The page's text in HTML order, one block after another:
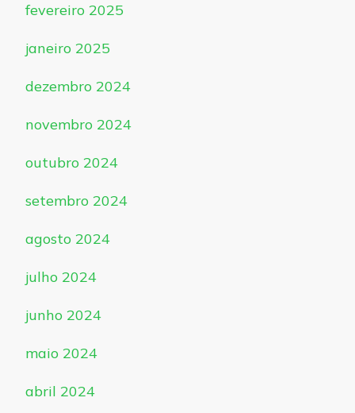
fevereiro 2025
janeiro 2025
dezembro 2024
novembro 2024
outubro 2024
setembro 2024
agosto 2024
julho 2024
junho 2024
maio 2024
abril 2024